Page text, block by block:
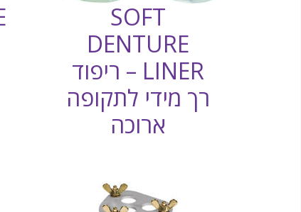
SOFT
DENTURE
LINER – ריפוד
רך מידי לתקופה
ארוכה